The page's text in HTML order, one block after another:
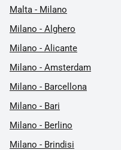
Malta - Milano
Milano - Alghero
Milano - Alicante
Milano - Amsterdam
Milano - Barcellona
Milano - Bari
Milano - Berlino
Milano - Brindisi